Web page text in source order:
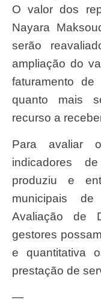
O valor dos
Nayara
serão
ampliação do
faturamento
quanto mais
recurso a
Para avaliar os serviços, foram criados
indicadores
produziu e
municipais
Avaliação de
gestores
e quantitativa
prestação de
—